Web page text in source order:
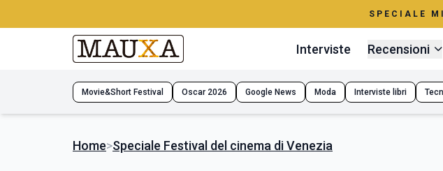
SPECIALE
Interviste Recensioni
Movie&Short Festival Oscar 2026 Google News Moda Interviste libri
Home>Speciale Festival del cinema di Venezia